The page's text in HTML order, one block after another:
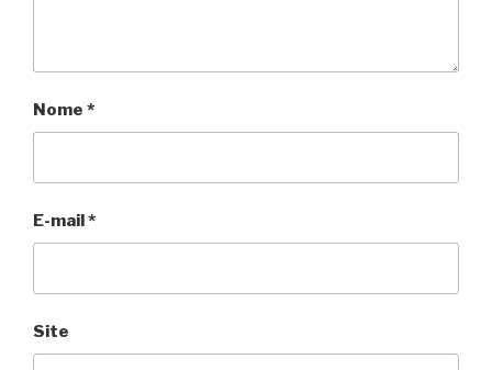
Nome *
E-mail *
Site